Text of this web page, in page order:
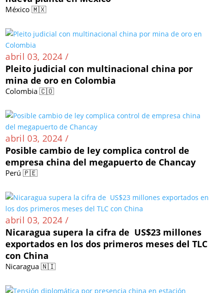
México 🇲🇽
abril 03, 2024 /
Pleito judicial con multinacional china por
mina de oro en Colombia
Colombia 🇨🇴
abril 03, 2024 /
Posible cambio de ley complica control de
empresa china del megapuerto de Chancay
Perú 🇵🇪
abril 03, 2024 /
Nicaragua supera la cifra de US$23 millones
exportados en los dos primeros meses del TLC
con China
Nicaragua 🇳🇮